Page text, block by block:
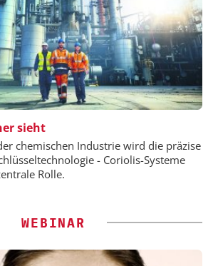
sieht
chemischen Industrie wird die präzise
- Coriolis-Systeme
Rolle.
WEBINAR